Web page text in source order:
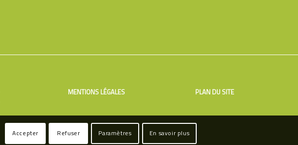
MENTIONS LÉGALES PLAN DU SITE
Accepter Refuser Paramètres En savoir plus